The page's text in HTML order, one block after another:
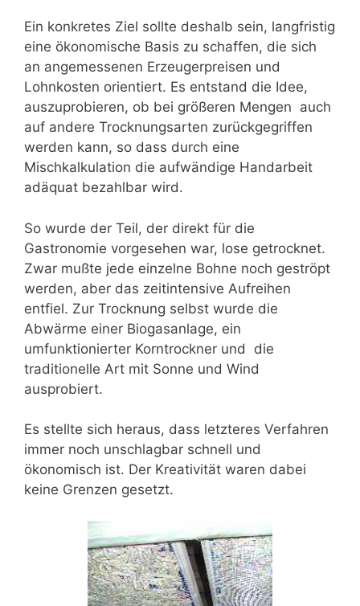
Ein konkretes Ziel sollte deshalb sein, langfristig
eine ökonomische Basis zu schaf­fen, die sich
an angemessenen Erzeugerpreisen und
Lohnkosten orientiert. Es entstand die Idee,
auszuprobieren, ob bei größeren Mengen auch
auf andere Trocknungsarten zurückgegriffen
werden kann, so dass durch eine
Mischkalkulation die aufwändige Handarbeit
ad­äquat bezahlbar wird.
So wurde der Teil, der direkt für die
Gastronomie vorgesehen war, lose getrocknet.
Zwar mußte jede einzelne Bohne noch geströpt
werden, aber das zeitintensive Aufreihen
entfiel. Zur Trocknung selbst wurde die
Abwärme einer Biogasanlage, ein
umfunktionierter Korntrockner und die
traditionelle Art mit Sonne und Wind
ausprobiert.
Es stellte sich heraus, dass letzteres Verfahren
immer noch unschlagbar schnell und
ökonomisch ist. Der Kreativität waren dabei
keine Grenzen gesetzt.